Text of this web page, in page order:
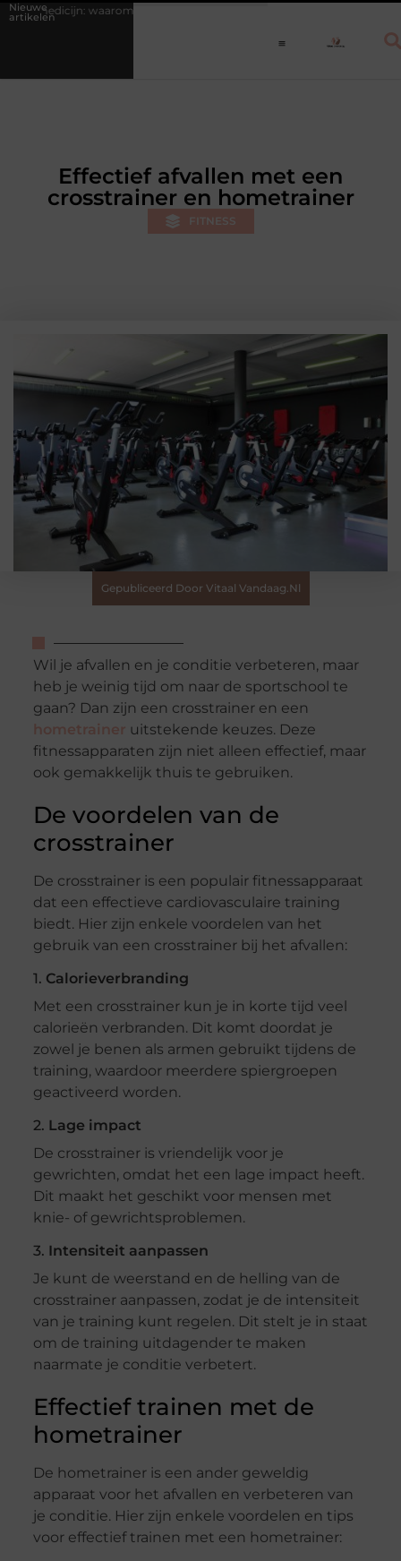
Nieuwe
artikeleneen vast dagritme herstel versnelt bij jongeren
Effectief afvallen met een
crosstrainer en hometrainer
FITNESS
Gepubliceerd Door Vitaal Vandaag.nl
Wil je afvallen en je conditie verbeteren, maar
heb je weinig tijd om naar de sportschool te
gaan? Dan zijn een crosstrainer en een
hometrainer uitstekende keuzes. Deze
fitnessapparaten zijn niet alleen effectief, maar
ook gemakkelijk thuis te gebruiken.
De voordelen van de
crosstrainer
De crosstrainer is een populair fitnessapparaat
dat een effectieve cardiovasculaire training
biedt. Hier zijn enkele voordelen van het
gebruik van een crosstrainer bij het afvallen:
1. Calorieverbranding
Met een crosstrainer kun je in korte tijd veel
calorieën verbranden. Dit komt doordat je
zowel je benen als armen gebruikt tijdens de
training, waardoor meerdere spiergroepen
geactiveerd worden.
2. Lage impact
De crosstrainer is vriendelijk voor je
gewrichten, omdat het een lage impact heeft.
Dit maakt het geschikt voor mensen met
knie- of gewrichtsproblemen.
3. Intensiteit aanpassen
Je kunt de weerstand en de helling van de
crosstrainer aanpassen, zodat je de intensiteit
van je training kunt regelen. Dit stelt je in staat
om de training uitdagender te maken
naarmate je conditie verbetert.
Effectief trainen met de
hometrainer
De hometrainer is een ander geweldig
apparaat voor het afvallen en verbeteren van
je conditie. Hier zijn enkele voordelen en tips
voor effectief trainen met een hometrainer: